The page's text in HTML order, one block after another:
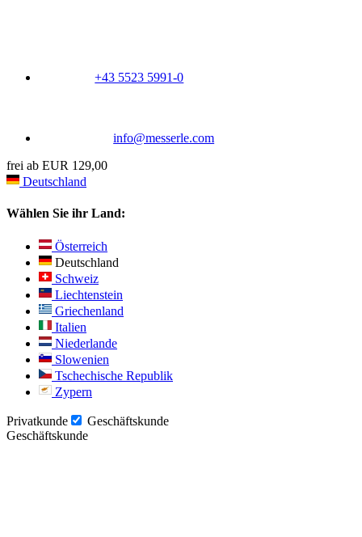
+43 5523 5991-0
info@messerle.com
frei ab EUR 129,00
Deutschland
Wählen Sie ihr Land:
Österreich
Deutschland
Schweiz
Liechtenstein
Griechenland
Italien
Niederlande
Slowenien
Tschechische Republik
Zypern
Privatkunde
Geschäftskunde
Geschäftskunde